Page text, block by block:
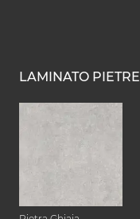
LAMINATO PIETRE